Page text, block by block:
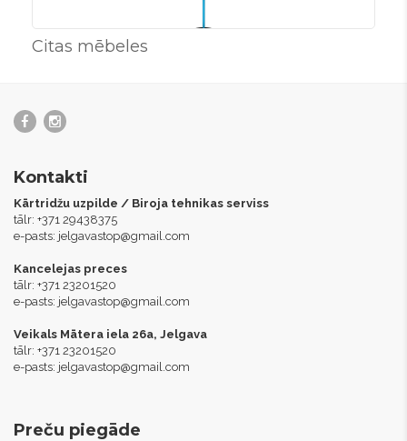
Citas mēbeles
Kontakti
Kārtridžu uzpilde / Biroja tehnikas serviss
tālr: +371 29438375
e-pasts: jelgavastop@gmail.com
Kancelejas preces
tālr: +371 23201520
e-pasts: jelgavastop@gmail.com
Veikals Mātera iela 26a, Jelgava
tālr: +371 23201520
e-pasts: jelgavastop@gmail.com
Preču piegāde